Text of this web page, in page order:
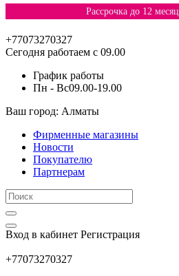
Рассрочка до 12
+77073270327
Сегодня работаем с 09.00
График работы
Пн - Вс09.00-19.00
Ваш город: Алматы
Фирменные магазины
Новости
Покупателю
Партнерам
Вход в кабинет Регистрация
+77073270327